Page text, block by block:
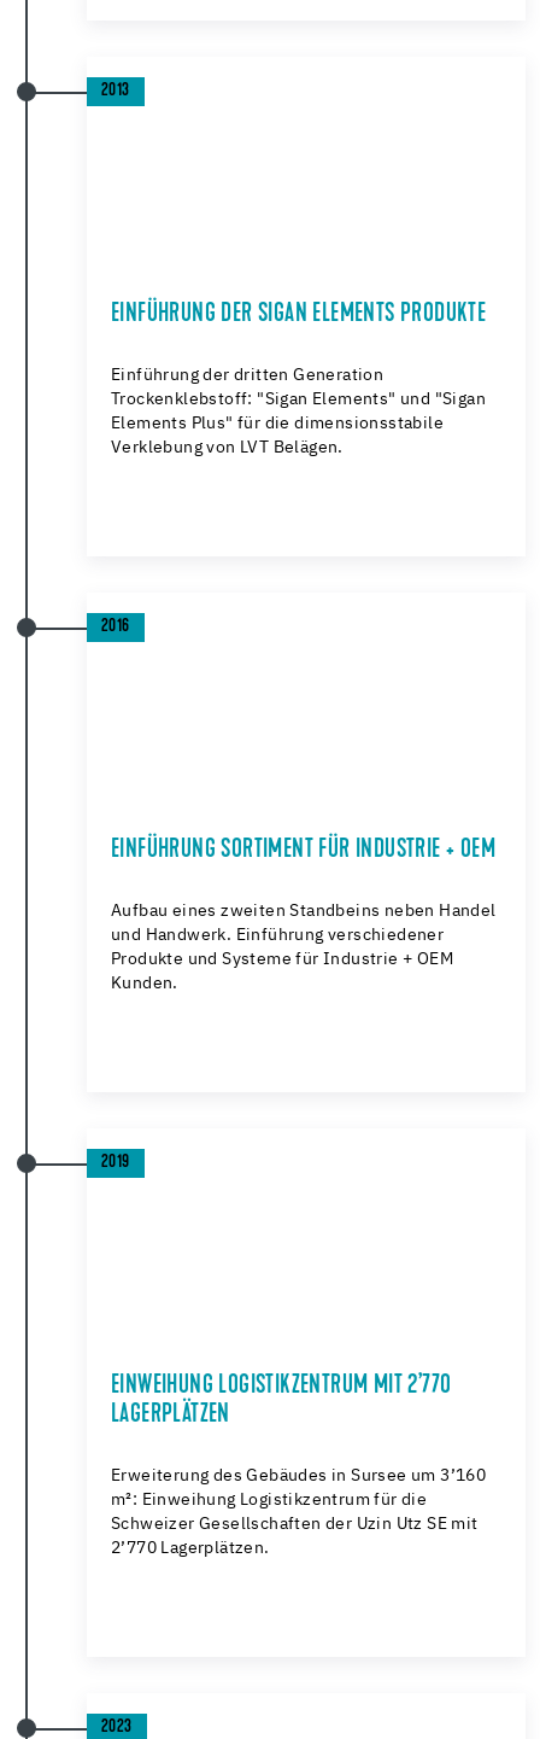
2013
EINFÜHRUNG DER SIGAN ELEMENTS PRODUKTE
Einführung der dritten Generation
Trockenklebstoff: "Sigan Elements" und "Sigan
Elements Plus" für die dimensionsstabile
Verklebung von LVT Belägen.
2016
EINFÜHRUNG SORTIMENT FÜR INDUSTRIE + OEM
Aufbau eines zweiten Standbeins neben Handel
und Handwerk. Einführung verschiedener
Produkte und Systeme für Industrie + OEM
Kunden.
2019
EINWEIHUNG LOGISTIKZENTRUM MIT 2’770
LAGERPLÄTZEN
Erweiterung des Gebäudes in Sursee um 3’160
m²: Einweihung Logistikzentrum für die
Schweizer Gesellschaften der Uzin Utz SE mit
2’770 Lagerplätzen.
2023